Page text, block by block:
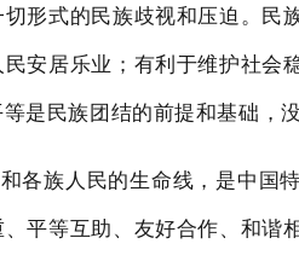
形式的民族歧视和压迫。 民
安居乐业；有利于维护社会
是民族团结的前提和基础，
各族人民的生命线，是中国
、平等互助、友好合作、和谐